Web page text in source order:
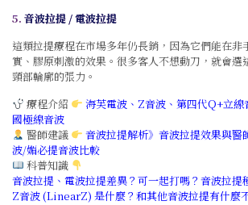
5. 音波拉提 / 電波拉提
這類拉提療程在市場多年仍長銷，因為它們能在非
實、膠原刺激的效果。很多客人不想動刀，就會選
頸部輪廓的張力。
療程介紹
海芙電波、 Z音波、 第四代Q+立線
國極線音波
醫師建議
音波拉提解析》音波拉提效果與
波/媚必提音波比較
科普知識
音波拉提、電波拉提差異？可一起打嗎？音波拉提
Z音波 (LinearZ) 是什麼？和其他音波拉提有什麼